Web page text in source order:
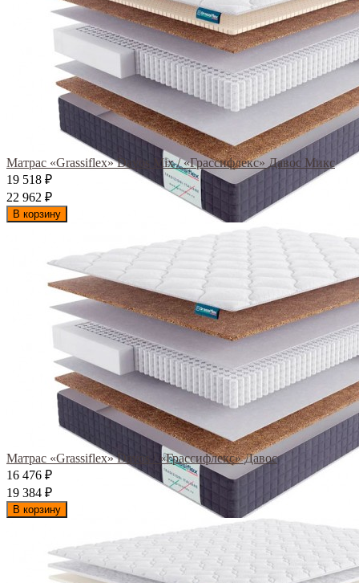
Матрас «Grassiflex» Davos Mix / «Грассифлекс» Давос Микс
19 518 ₽
22 962 ₽
В корзину
Матрас «Grassiflex» Davos / «Грассифлекс» Давос
16 476 ₽
19 384 ₽
В корзину